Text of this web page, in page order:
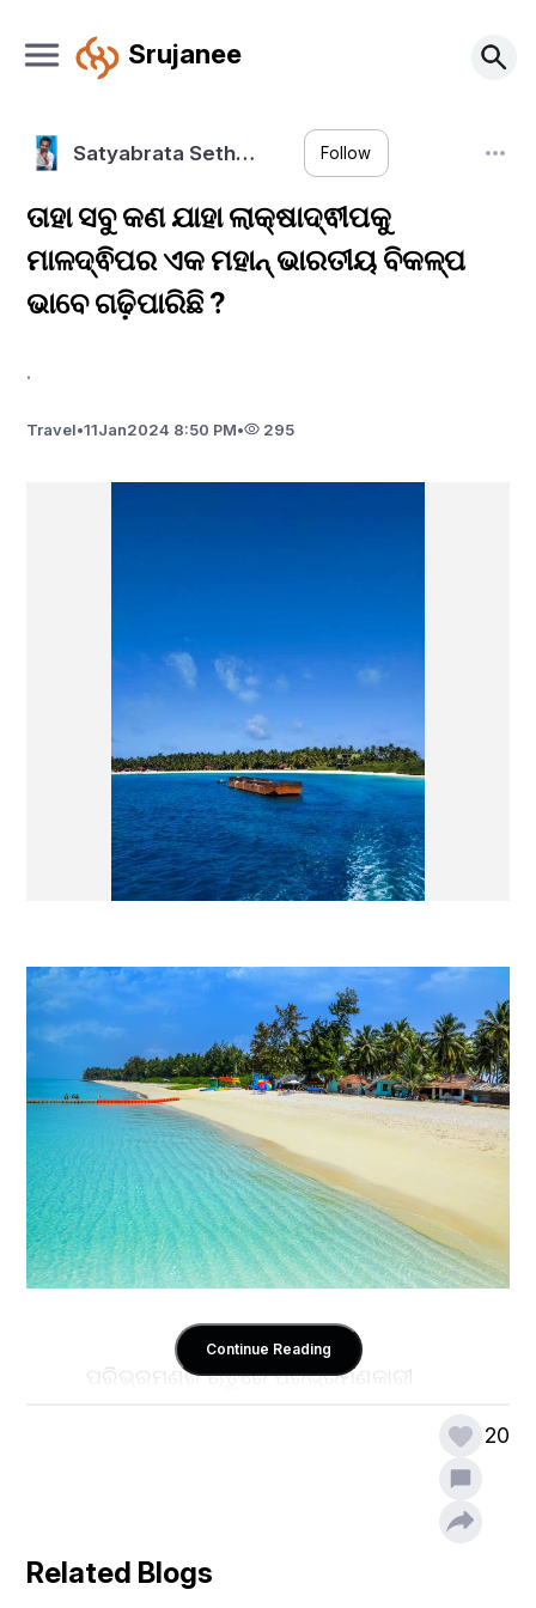
Srujanee
Satyabrata Seth… Follow
ତାହା ସବୁ କଣ ଯାହା ଲାକ୍ଷାଦ୍ଵୀପକୁ
ମାଳଦ୍ଵିପର ଏକ ମହାନ୍ ଭାରତୀୟ ବିକଳ୍ପ
ଭାବେ ଗଢ଼ିପାରିଛି ?
.
Travel•11Jan2024 8:50 PM• 295
କାହିଁକି ଏ ଋତୁ ଆସିଲେ ସଭିଙ୍କ ମନରେ ଦେଖାଯାଏ ଏକ
ଉତ୍ସାହ | ପ୍ରକୃତିପ୍ରେମୀ ପ୍ରକୃତିର ସୌନ୍ଦର୍ଯ୍ୟରେ ମଗ୍ନ
ଏତେ ଅନୁକୂଳ ନଥାଏ ପରିଭ୍ରମଣ ପାଇଁ | ତଥାପି କିଛି ସ୍ଥାନ
ଅଛି ଯାହା ବର୍ଷର ପ୍ରତ୍ୟେକ ସମୟରେ ପରିଭ୍ରମଣ ପାଇଁ
ଉଚିତ ସ୍ଥାନ ଭାବେ ପରିଚୟ ସୃଷ୍ଟି କରିଛି | ଦୁଇଟି
Continue Reading
20
Related Blogs